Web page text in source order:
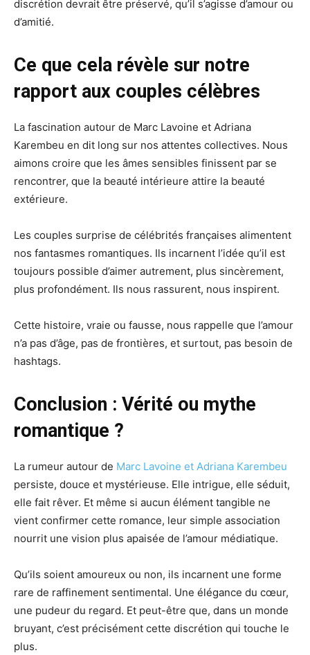
discrétion devrait être préservé, qu’il s’agisse d’amour ou
d’amitié.
Ce que cela révèle sur notre
rapport aux couples célèbres
La fascination autour de Marc Lavoine et Adriana
Karembeu en dit long sur nos attentes collectives. Nous
aimons croire que les âmes sensibles finissent par se
rencontrer, que la beauté intérieure attire la beauté
extérieure.
Les couples surprise de célébrités françaises alimentent
nos fantasmes romantiques. Ils incarnent l’idée qu’il est
toujours possible d’aimer autrement, plus sincèrement,
plus profondément. Ils nous rassurent, nous inspirent.
Cette histoire, vraie ou fausse, nous rappelle que l’amour
n’a pas d’âge, pas de frontières, et surtout, pas besoin de
hashtags.
Conclusion : Vérité ou mythe
romantique ?
La rumeur autour de Marc Lavoine et Adriana Karembeu
persiste, douce et mystérieuse. Elle intrigue, elle séduit,
elle fait rêver. Et même si aucun élément tangible ne
vient confirmer cette romance, leur simple association
nourrit une vision plus apaisée de l’amour médiatique.
Qu’ils soient amoureux ou non, ils incarnent une forme
rare de raffinement sentimental. Une élégance du cœur,
une pudeur du regard. Et peut-être que, dans un monde
bruyant, c’est précisément cette discrétion qui touche le
plus.